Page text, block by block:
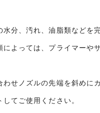
水分、汚れ、油脂類などを
によっては、プライマーや
わせノズルの先端を斜めに
てご使用ください。